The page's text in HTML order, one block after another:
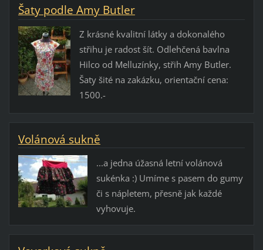
Šaty podle Amy Butler
Z krásné kvalitní látky a dokonalého
střihu je radost šít. Odlehčená bavlna
Hilco od Melluzínky, střih Amy Butler.
Šaty šité na zakázku, orientační cena:
1500.-
Volánová sukně
...a jedna úžasná letní volánová
sukénka :) Umíme s pasem do gumy
či s nápletem, přesně jak každé
vyhovuje.